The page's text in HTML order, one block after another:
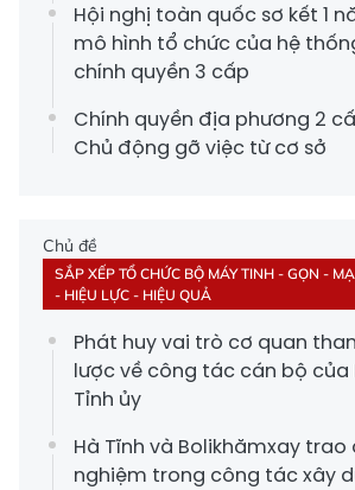
Hội nghị toàn quốc sơ kết 1
mô hình tổ chức của hệ
chính quyền 3 cấp
Chính quyền địa phương 2
Chủ động gỡ việc từ cơ sở
Chủ đề
SẮP XẾP TỔ CHỨC BỘ MÁY TINH - GỌN -
- HIỆU LỰC - HIỆU QUẢ
Phát huy vai trò cơ quan
lược về công tác cán bộ của
Tỉnh ủy
Hà Tĩnh và Bolikhămxay trao
nghiệm trong công tác xây